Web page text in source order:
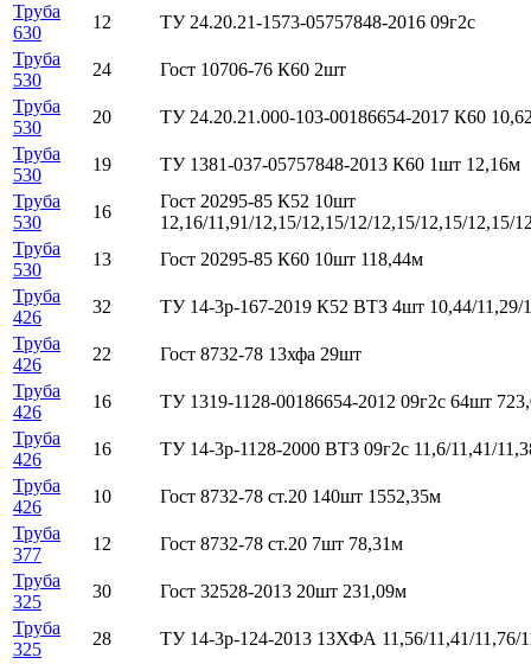
Труба
630
12
ТУ 24.20.21-1573-05757848-2016 09г2с
Труба
530
24
Гост 10706-76 К60 2шт
Труба
530
20
ТУ 24.20.21.000-103-00186654-2017 К60
Труба
530
19
ТУ 1381-037-05757848-2013 К60 1шт 12,16м
Труба
530
16
Гост 20295-85 К52 10шт
12,16/11,91/12,15/12,15/12/12,15/12,15/12,15/
Труба
530
13
Гост 20295-85 К60 10шт 118,44м
Труба
426
32
ТУ 14-3р-167-2019 К52 ВТЗ 4шт 10,44/11,29/
Труба
426
22
Гост 8732-78 13хфа 29шт
Труба
426
16
ТУ 1319-1128-00186654-2012 09г2с 64шт
Труба
426
16
ТУ 14-3р-1128-2000 ВТЗ 09г2с 11,6/11,41/
Труба
426
10
Гост 8732-78 ст.20 140шт 1552,35м
Труба
377
12
Гост 8732-78 ст.20 7шт 78,31м
Труба
325
30
Гост 32528-2013 20шт 231,09м
Труба
325
28
ТУ 14-3р-124-2013 13ХФА 11,56/11,41/11,76/